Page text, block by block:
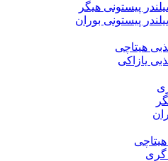
پیستونی هیگر
پیستونی بوران
هیتاچی
یازاکی
گری